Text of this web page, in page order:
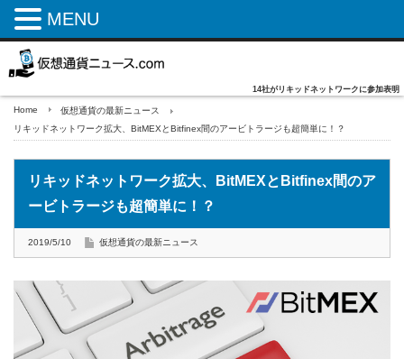
14社がリキッドネットワークに参加表明
Home
仮想通貨の最新ニュース
リキッドネットワーク拡大、BitMEXとBitfinex間のアービトラージも超簡単に！？
リキッドネットワーク拡大、BitMEXとBitfinex間のア
ービトラージも超簡単に！？
2019/5/10 仮想通貨の最新ニュース
MENU